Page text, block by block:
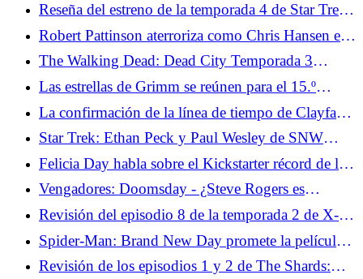
Reseña del estreno de la temporada 4 de Star Trek:
Strange New Worlds - Valles Marineris
Robert Pattinson aterroriza como Chris Hansen en
el tráiler completo en horario estelar
The Walking Dead: Dead City Temporada 3
Episodio 2 Revisión - Booby Trapped
Las estrellas de Grimm se reúnen para el 15.º
aniversario y revelan dónde se encuentra la película
La confirmación de la línea de tiempo de Clayface
plantea preguntas sobre la DCU
Star Trek: Ethan Peck y Paul Wesley de SNW
sobre la forja de la amistad entre Kirk y Spock
Felicia Day habla sobre el Kickstarter récord de la
película The Guild Reunion
Vengadores: Doomsday - ¿Steve Rogers es
realmente Steve Rogers?
Revisión del episodio 8 de la temporada 2 de X-
Men '97: Jugando una mala mano
Spider-Man: Brand New Day promete la película
de Spidey más oscura hasta el momento
Revisión de los episodios 1 y 2 de The Shards: